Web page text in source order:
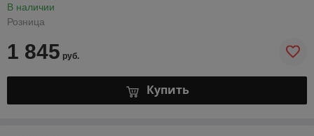
В наличии
Розница
1 845 руб.
Купить